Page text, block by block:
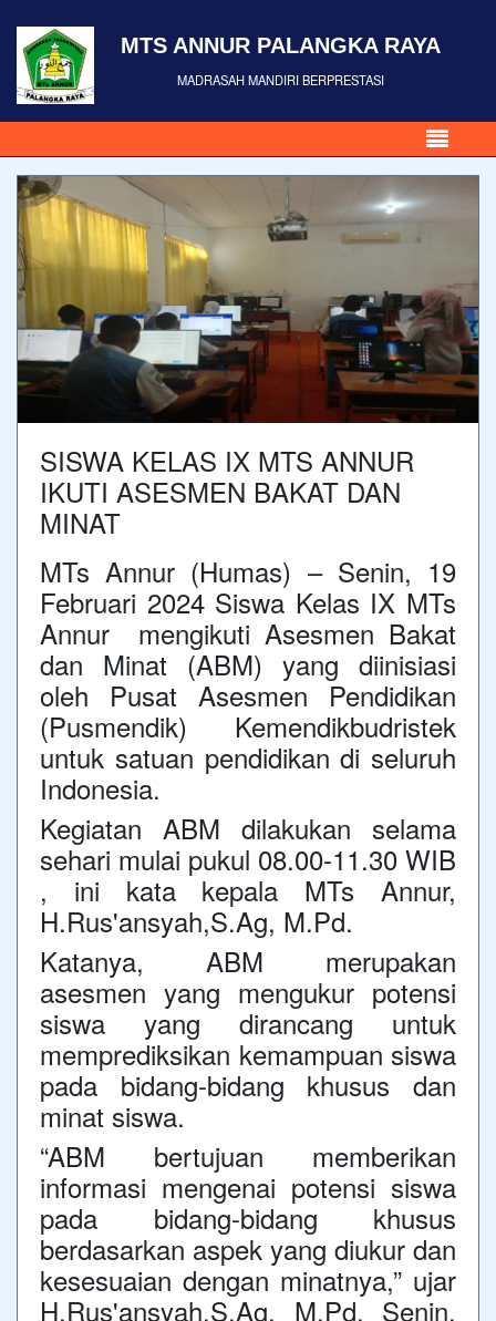
MTS ANNUR PALANGKA RAYA
MADRASAH MANDIRI BERPRESTASI
SISWA KELAS IX MTS ANNUR
IKUTI ASESMEN BAKAT DAN
MINAT
MTs Annur (Humas) – Senin, 19
Februari 2024 Siswa Kelas IX MTs
Annur mengikuti Asesmen Bakat
dan Minat (ABM) yang diinisiasi
oleh Pusat Asesmen Pendidikan
(Pusmendik) Kemendikbudristek
untuk satuan pendidikan di seluruh
Indonesia.
Kegiatan ABM dilakukan selama
sehari mulai pukul 08.00-11.30 WIB
, ini kata kepala MTs Annur,
H.Rus'ansyah,S.Ag, M.Pd.
Katanya, ABM merupakan
asesmen yang mengukur potensi
siswa yang dirancang untuk
memprediksikan kemampuan siswa
pada bidang-bidang khusus dan
minat siswa.
“ABM bertujuan memberikan
informasi mengenai potensi siswa
pada bidang-bidang khusus
berdasarkan aspek yang diukur dan
kesesuaian dengan minatnya,” ujar
H.Rus'ansyah,S.Ag, M.Pd. Senin,